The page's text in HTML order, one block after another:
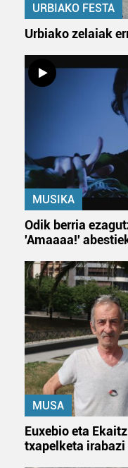
URBIAKO FESTA
Urbiako zelaiak
MUSIKA
Odik berria
'Amaaaa!'
MUSA
Euxebio eta
txapelketa